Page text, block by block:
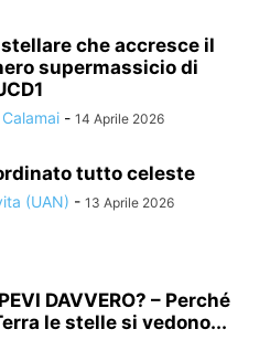
che accresce il
supermassicio di
- 14 Aprile 2026
tutto celeste
(UAN) - 13 Aprile 2026
DAVVERO? – Perché
le stelle si vedono...